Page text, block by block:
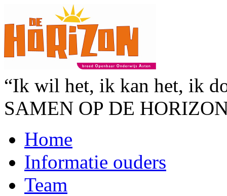
“Ik wil het, ik kan het, ik
SAMEN OP DE
Home
Informatie ouders
Team